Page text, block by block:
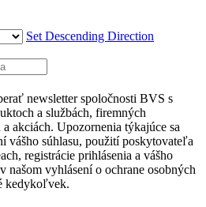
Set Descending Direction
newsletter spoločnosti BVS s
a službách, firemných
akciách. Upozornenia týkajúce sa
vášho súhlasu, použití poskytovateľa
registrácie prihlásenia a vášho
našom vyhlásení o ochrane osobných
kedykoľvek.